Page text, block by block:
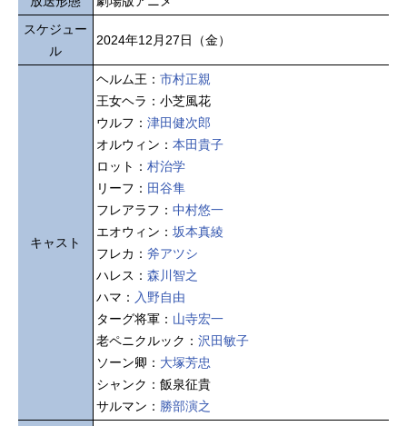
スケジュー
ル
2024年12月27日（金）
キャスト
ヘルム王： 市村正親
王女ヘラ：小芝風花
ウルフ： 津田健次郎
オルウィン： 本田貴子
ロット： 村治学
リーフ： 田谷隼
フレアラフ： 中村悠一
エオウィン： 坂本真綾
フレカ： 斧アツシ
ハレス： 森川智之
ハマ： 入野自由
ターグ将軍： 山寺宏一
老ペニクルック： 沢田敏子
ソーン卿： 大塚芳忠
シャンク：飯泉征貴
サルマン： 勝部演之